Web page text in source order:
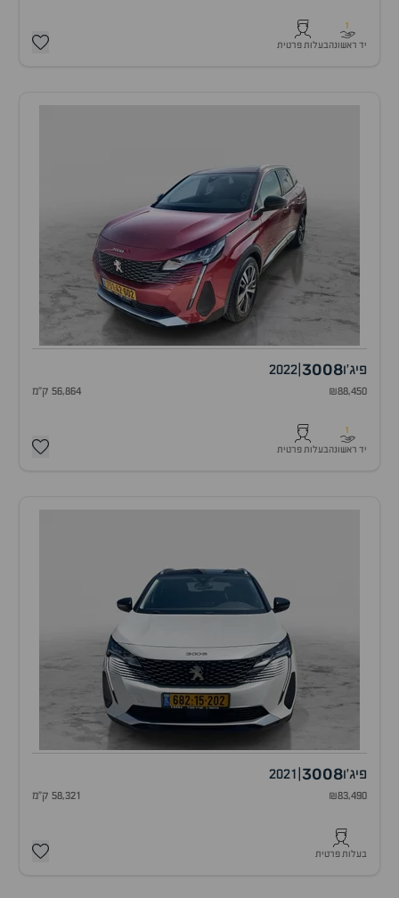
1
יד ראשונהבעלות פרטית
פיג'ו3008
2022
₪88,450 56,864 ק"מ
1
יד ראשונהבעלות פרטית
פיג'ו3008
2021
₪83,490 58,321 ק"מ
בעלות פרטית